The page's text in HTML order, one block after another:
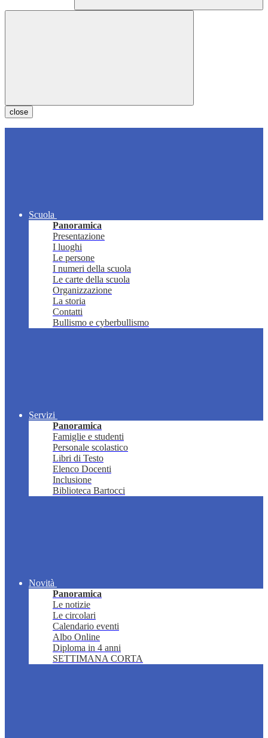
close
Scuola
Panoramica
Presentazione
I luoghi
Le persone
I numeri della scuola
Le carte della scuola
Organizzazione
La storia
Contatti
Bullismo e cyberbullismo
Servizi
Panoramica
Famiglie e studenti
Personale scolastico
Libri di Testo
Elenco Docenti
Inclusione
Biblioteca Bartocci
Novità
Panoramica
Le notizie
Le circolari
Calendario eventi
Albo Online
Diploma in 4 anni
SETTIMANA CORTA